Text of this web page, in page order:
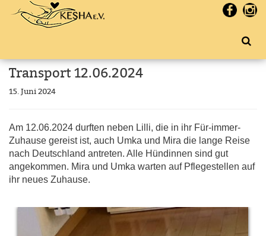
Transport 12.06.2024
15. Juni 2024
Am 12.06.2024 durften neben Lilli, die in ihr Für-immer-
Zuhause gereist ist, auch Umka und Mira die lange Reise
nach Deutschland antreten. Alle Hündinnen sind gut
angekommen. Mira und Umka warten auf Pflegestellen auf
ihr neues Zuhause.